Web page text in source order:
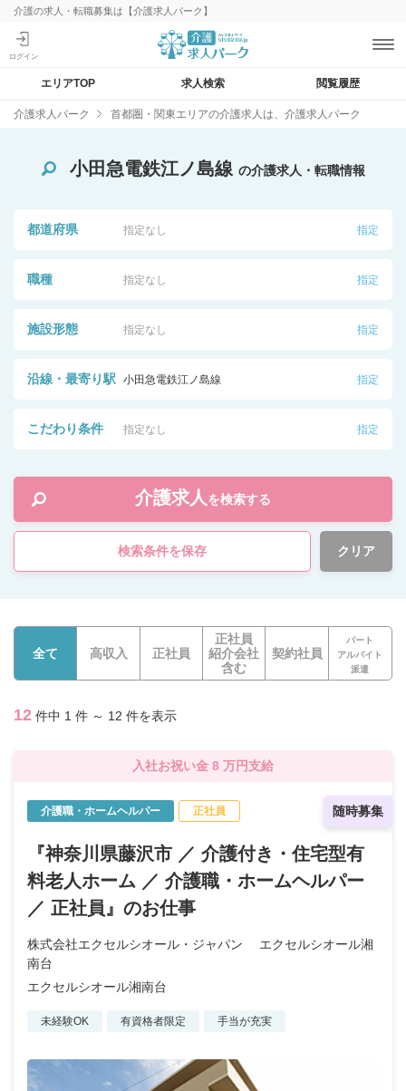
介護の求人・転職募集は【介護求人パーク】
エリアTOP 求人検索 閲覧履歴
介護求人パーク 首都圏・関東エリアの介護求人は、介護求人パーク
小田急電鉄江ノ島線 の介護求人・転職情報
都道府県 指定なし 指定
職種 指定なし 指定
施設形態 指定なし 指定
沿線・最寄り駅 小田急電鉄江ノ島線 指定
こだわり条件 指定なし 指定
介護求人 を検索する
検索条件を保存 クリア
全て 高収入 正社員
正社員
紹介会社
含む
契約社員
パート
アルバイト
派遣
12 件中 1 件 ～ 12 件を表示
入社お祝い金 8 万円支給
随時募集
介護職・ホームヘルパー 正社員
『神奈川県藤沢市 ／ 介護付き・住宅型有
料老人ホーム ／ 介護職・ホームヘルパー
／ 正社員』のお仕事
株式会社エクセルシオール・ジャパン エクセルシオール湘
南台
エクセルシオール湘南台
未経験OK 有資格者限定 手当が充実